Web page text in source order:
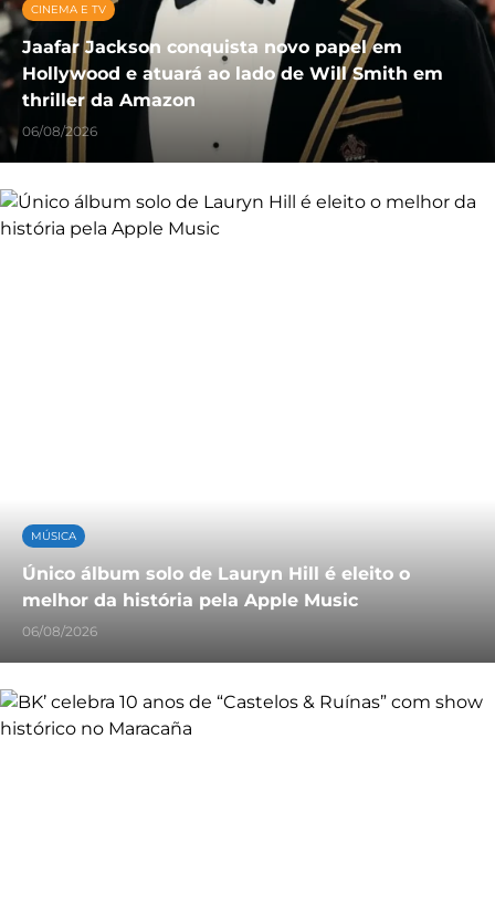
CINEMA E TV
Jaafar Jackson conquista novo papel em
Hollywood e atuará ao lado de Will Smith em
thriller da Amazon
06/08/2026
MÚSICA
Único álbum solo de Lauryn Hill é eleito o
melhor da história pela Apple Music
06/08/2026